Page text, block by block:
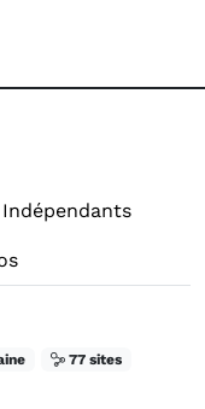
Indépendants
77 sites